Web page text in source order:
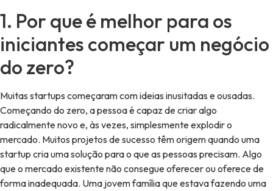
1. Por que é melhor para os
iniciantes começar um negócio
do zero?
Muitas startups começaram com ideias inusitadas e ousadas.
Começando do zero, a pessoa é capaz de criar algo
radicalmente novo e, às vezes, simplesmente explodir o
mercado. Muitos projetos de sucesso têm origem quando uma
startup cria uma solução para o que as pessoas precisam. Algo
que o mercado existente não consegue oferecer ou oferece de
forma inadequada. Uma jovem família que estava fazendo uma